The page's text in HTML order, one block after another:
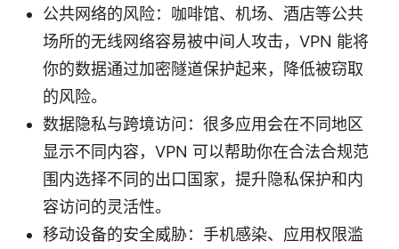
公共网络的风险：咖啡馆、机场、酒店等公共
场所的无线网络容易被中间人攻击，VPN 能将
你的数据通过加密隧道保护起来，降低被窃取
的风险。
数据隐私与跨境访问：很多应用会在不同地区
显示不同内容，VPN 可以帮助你在合法合规范
围内选择不同的出口国家，提升隐私保护和内
容访问的灵活性。
移动设备的安全威胁：手机感染、应用权限滥